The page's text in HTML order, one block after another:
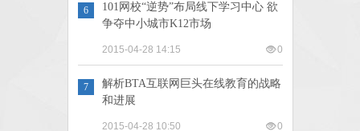
6
101网校“逆势”布局线下学习中心 欲
争夺中小城市K12市场
2015-04-28 14:15 0
7
解析BTA互联网巨头在线教育的战略
和进展
2015-04-28 10:50 0